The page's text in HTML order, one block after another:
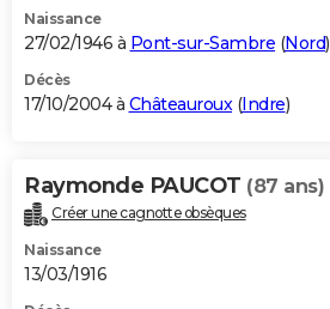
Naissance
27/02/1946 à Pont-sur-Sambre (Nord)
Décès
17/10/2004 à Châteauroux(Indre)
Raymonde PAUCOT (87 ans)
Créer une cagnotte obsèques
Naissance
13/03/1916